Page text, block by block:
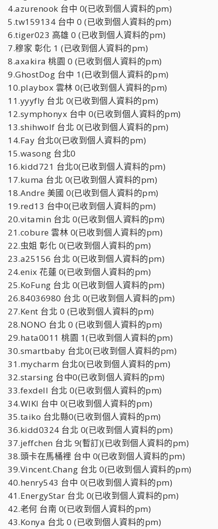
4.azurenook 台中 0(已收到個人資料的pm)
5.tw159134 台中 0 (已收到個人資料的pm)
6.tiger023 高雄 0 (已收到個人資料的pm)
7.穆家 彰化 1 (已收到個人資料的pm)
8.axakira 桃園 0 (已收到個人資料的pm)
9.GhostDog 台中 1(已收到個人資料的pm)
10.playbox 雲林 0(已收到個人資料的pm)
11.yyyfly 台北 0(已收到個人資料的pm)
12.symphonyx 台中 0(已收到個人資料的pm)
13.shihwolf 台北 0(已收到個人資料的pm)
14.Fay 台北0(已收到個人資料的pm)
15.wasong 台北0
16.kidd721 台北0(已收到個人資料的pm)
17.kuma 台北 0(已收到個人資料的pm)
18.Andre 美國 0(已收到個人資料的pm)
19.red13 台中0(已收到個人資料的pm)
20.vitamin 台北 0(已收到個人資料的pm)
21.cobure 雲林 0(已收到個人資料的pm)
22.虫姐 彰化 0(已收到個人資料的pm)
23.a25156 台北 0(已收到個人資料的pm)
24.enix 花蓮 0(已收到個人資料的pm)
25.KoFung 台北 0(已收到個人資料的pm)
26.84036980 台北 0(已收到個人資料的pm)
27.Kent 台北 0 (已收到個人資料的pm)
28.NONO 台北 0 (已收到個人資料的pm)
29.hata0011 桃園 1(已收到個人資料的pm)
30.smartbaby 台北0(已收到個人資料的pm)
31.mycharm 台北0(已收到個人資料的pm)
32.starsing 台中0(已收到個人資料的pm)
33.fexdell 台北 0(已收到個人資料的pm)
34.WIKI 台中 0(已收到個人資料的pm)
35.taiko 台北縣0(已收到個人資料的pm)
36.kidd0324 台北 0(已收到個人資料的pm)
37.jeffchen 台北 9(暫訂)(已收到個人資料的pm)
38.頭卡在馬桶裡 台中 0(已收到個人資料的pm)
39.Vincent.Chang 台北 0(已收到個人資料的pm)
40.henry543 台中 0(已收到個人資料的pm)
41.EnergyStar 台北 0(已收到個人資料的pm)
42.老何 台南 0(已收到個人資料的pm)
43.Konya 台北 0 (已收到個人資料的pm)